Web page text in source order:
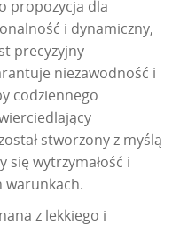
propozycja dla
i dynamiczny,
precyzyjny
niezawodność i
codziennego
stworzony z myślą
się wytrzymałość i
warunkach.
z lekkiego i